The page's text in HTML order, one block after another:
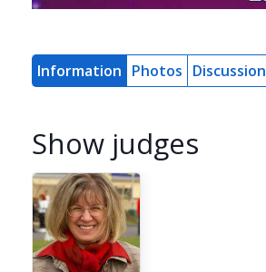
Information Photos Discussion
Show judges